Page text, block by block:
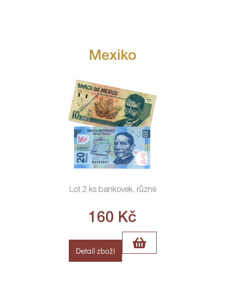
Mexiko
Lot 2 ks bankovek, různé
160 Kč
Detail zboží